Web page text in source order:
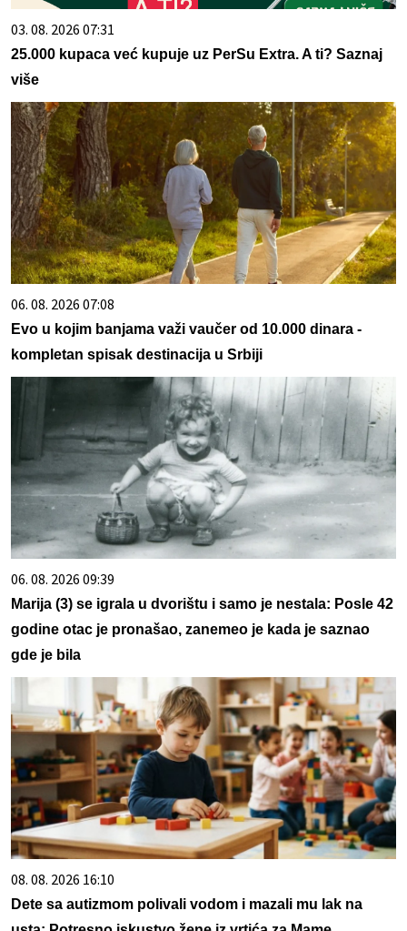
03. 08. 2026 07:31
25.000 kupaca već kupuje uz PerSu Extra. A ti? Saznaj
više
06. 08. 2026 07:08
Evo u kojim banjama važi vaučer od 10.000 dinara -
kompletan spisak destinacija u Srbiji
06. 08. 2026 09:39
Marija (3) se igrala u dvorištu i samo je nestala: Posle 42
godine otac je pronašao, zanemeo je kada je saznao
gde je bila
08. 08. 2026 16:10
Dete sa autizmom polivali vodom i mazali mu lak na